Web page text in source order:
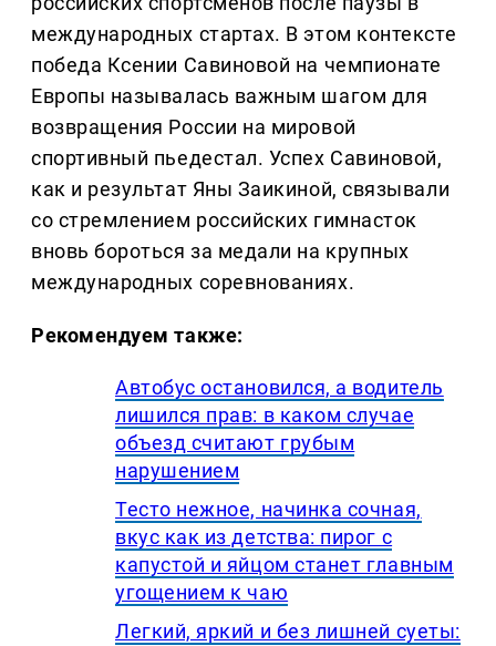
международных стартах. В этом контексте
победа Ксении Савиновой на чемпионате
Европы называлась важным шагом для
возвращения России на мировой
спортивный пьедестал. Успех Савиновой,
как и результат Яны Заикиной, связывали
со стремлением российских гимнасток
вновь бороться за медали на крупных
международных соревнованиях.
Рекомендуем также:
Автобус остановился, а водитель
лишился прав: в каком случае
объезд считают грубым
нарушением
Тесто нежное, начинка сочная,
вкус как из детства: пирог с
капустой и яйцом станет главным
угощением к чаю
Легкий, яркий и без лишней суеты: